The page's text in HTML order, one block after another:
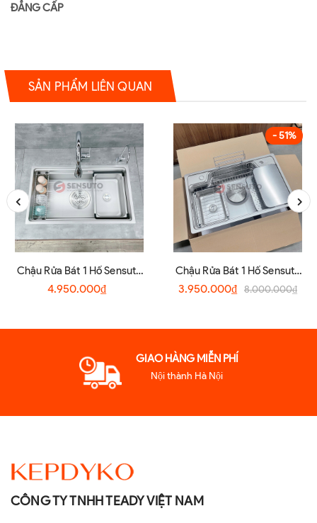
ĐẲNG CẤP
SẢN PHẨM LIÊN QUAN
Chậu Rửa Bát 1 Hố Sensuto
S7045TSA
4.950.000₫
- 51%
Chậu Rửa Bát 1 Hố Sensuto
XLG7848TS
3.950.000₫ 8.000.000₫
GIAO HÀNG MIỄN PHÍ
Nội thành Hà Nội
CÔNG TY TNHH TEADY VIỆT NAM